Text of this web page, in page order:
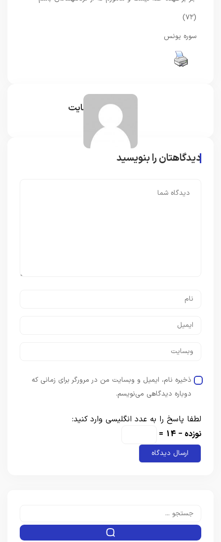
(۷۲)
سوره یونس
مدیر سایت
دیدگاهتان را بنویسید
ذخیره نام، ایمیل و وبسایت من در مرورگر برای زمانی که
دوباره دیدگاهی می‌نویسم.
لطفا پاسخ را به عدد انگلیسی وارد کنید:
نوزده − 14 =